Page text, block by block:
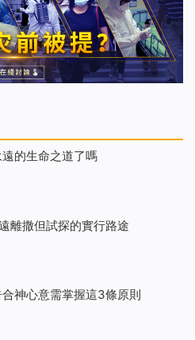
的生命之道了嗎
離撒但試探的實行路途
神心意需掌握這3條原則